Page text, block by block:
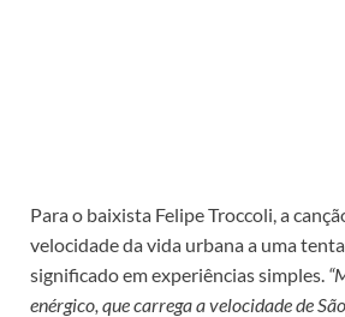
Para o baixista Felipe Troccoli, a
velocidade da vida urbana a uma
significado em experiências simples.
enérgico, que carrega a velocidade de